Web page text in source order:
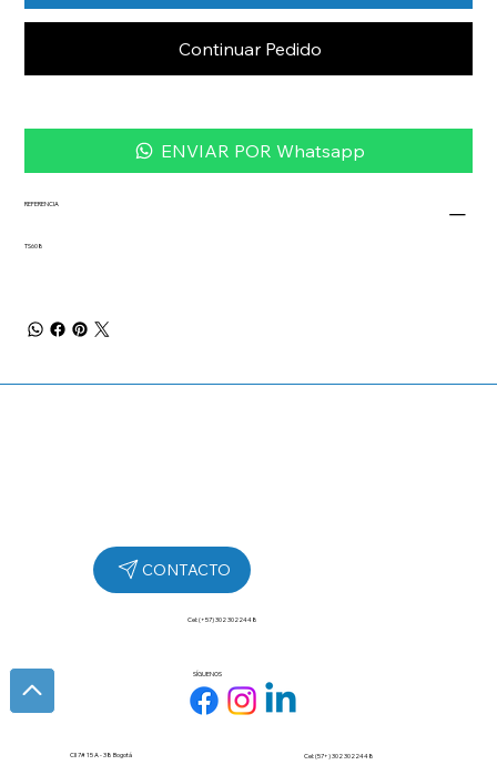
Continuar Pedido
ENVIAR POR Whatsapp
REFERENCIA
TS608
SÍGUENOS
Cel: (+57) 302 3022448
Cll 7# 15 A - 38 Bogotá Cel: (57+) 302 3022448